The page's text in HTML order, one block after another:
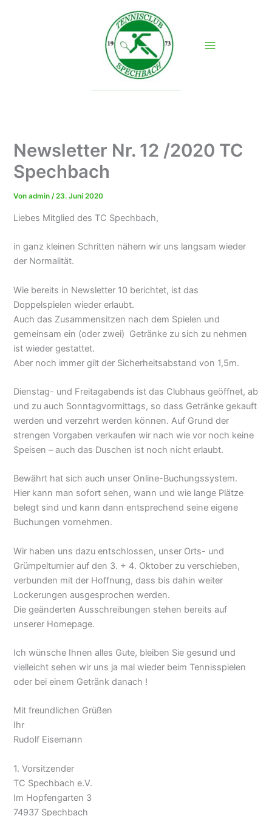
Newsletter Nr. 12 /2020 TC
Spechbach
Vonadmin/23. Juni 2020
Liebes Mitglied des TC Spechbach,
in ganz kleinen Schritten nähern wir uns langsam wieder
der Normalität.
Wie bereits in Newsletter 10 berichtet, ist das
Doppelspielen wieder erlaubt.
Auch das Zusammensitzen nach dem Spielen und
gemeinsam ein (oder zwei) Getränke zu sich zu nehmen
ist wieder gestattet.
Aber noch immer gilt der Sicherheitsabstand von 1,5m.
Dienstag- und Freitagabends ist das Clubhaus geöffnet, ab
und zu auch Sonntagvormittags, so dass Getränke gekauft
werden und verzehrt werden können. Auf Grund der
strengen Vorgaben verkaufen wir nach wie vor noch keine
Speisen – auch das Duschen ist noch nicht erlaubt.
Bewährt hat sich auch unser Online-Buchungssystem.
Hier kann man sofort sehen, wann und wie lange Plätze
belegt sind und kann dann entsprechend seine eigene
Buchungen vornehmen.
Wir haben uns dazu entschlossen, unser Orts- und
Grümpelturnier auf den 3. + 4. Oktober zu verschieben,
verbunden mit der Hoffnung, dass bis dahin weiter
Lockerungen ausgesprochen werden.
Die geänderten Ausschreibungen stehen bereits auf
unserer Homepage.
Ich wünsche Ihnen alles Gute, bleiben Sie gesund und
vielleicht sehen wir uns ja mal wieder beim Tennisspielen
oder bei einem Getränk danach !
Mit freundlichen Grüßen
Ihr
Rudolf Eisemann
1. Vorsitzender
TC Spechbach e.V.
Im Hopfengarten 3
74937 Spechbach